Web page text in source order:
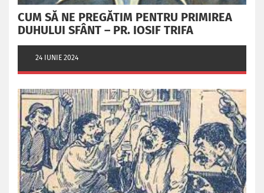
CUM SĂ NE PREGĂTIM PENTRU PRIMIREA
DUHULUI SFÂNT – PR. IOSIF TRIFA
24 IUNIE 2024